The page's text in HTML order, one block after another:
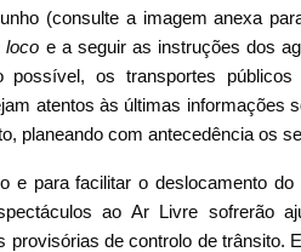
(consulte a imagem anexa
loco e a seguir as instruções dos
possível, os transportes
atentos às últimas informações
planeando com antecedência os
e para facilitar o deslocamento
ao Ar Livre sofrerão
de controlo de trânsito.